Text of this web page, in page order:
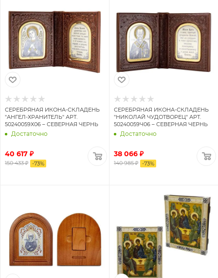
СЕРЕБРЯНАЯ ИКОНА-СКЛАДЕНЬ
"АНГЕЛ-ХРАНИТЕЛЬ" АРТ.
50240059Х06 – СЕВЕРНАЯ ЧЕРНЬ
Достаточно
40 617 ₽
150 433 ₽ -73%
СЕРЕБРЯНАЯ ИКОНА-СКЛАДЕНЬ
"НИКОЛАЙ ЧУДОТВОРЕЦ" АРТ.
50240059Ч06 – СЕВЕРНАЯ ЧЕРНЬ
Достаточно
38 066 ₽
140 985 ₽ -73%